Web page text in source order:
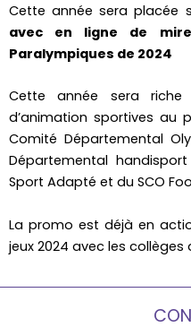
Cette année sera placée
avec en ligne de
Paralympiques de 2024
Cette année sera
d’animation sportives au
Comité Départemental
Départemental
Sport Adapté et du SCO
La promo est déjà en
jeux 2024 avec les